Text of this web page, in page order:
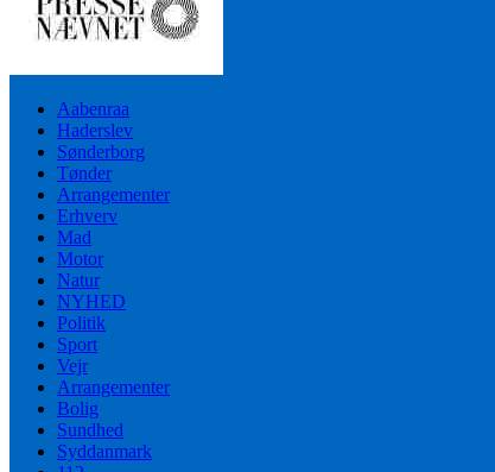
Aabenraa
Haderslev
Sønderborg
Tønder
Arrangementer
Erhverv
Mad
Motor
Natur
NYHED
Politik
Sport
Vejr
Arrangementer
Bolig
Sundhed
Syddanmark